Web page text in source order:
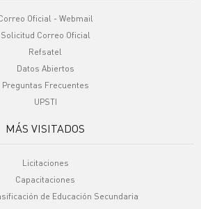
Oficial - Webmail
Solicitud Correo Oficial
Refsatel
Datos Abiertos
Preguntas Frecuentes
UPSTI
MÁS VISITADOS
Licitaciones
Capacitaciones
de Educación Secundaria